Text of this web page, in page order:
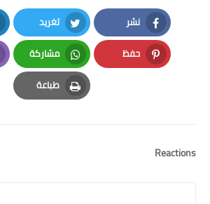
نشر
Facebook
تغريد
Twitter
حفظ
Pinterest
مشاركة
Whatsapp
طباعة
Print
Reactions